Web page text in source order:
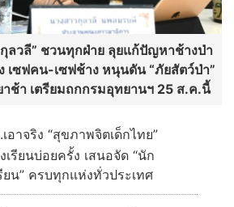
ลวลี” ชวนทุกฝ่าย ลุยแก้ปัญหาช้างป่า
เซฟคน-เซฟช้าง หนุนดัน “ภัยสัตว์ป่า”
าช้า เตรียมถกกรมอุทยานฯ 25 ส.ค.นี้
อาจริง “สุขภาพจิตเด็กไทย”
เรียนบ่อยครั้ง เสนอจัด “นัก
ยน” ครบทุกแห่งทั่วประเทศ